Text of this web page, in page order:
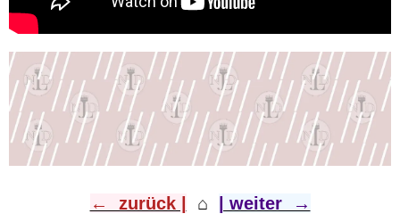
← zurück | ⌂ | weiter →